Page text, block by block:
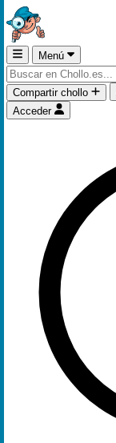
Menú
Compartir chollo
Acceder